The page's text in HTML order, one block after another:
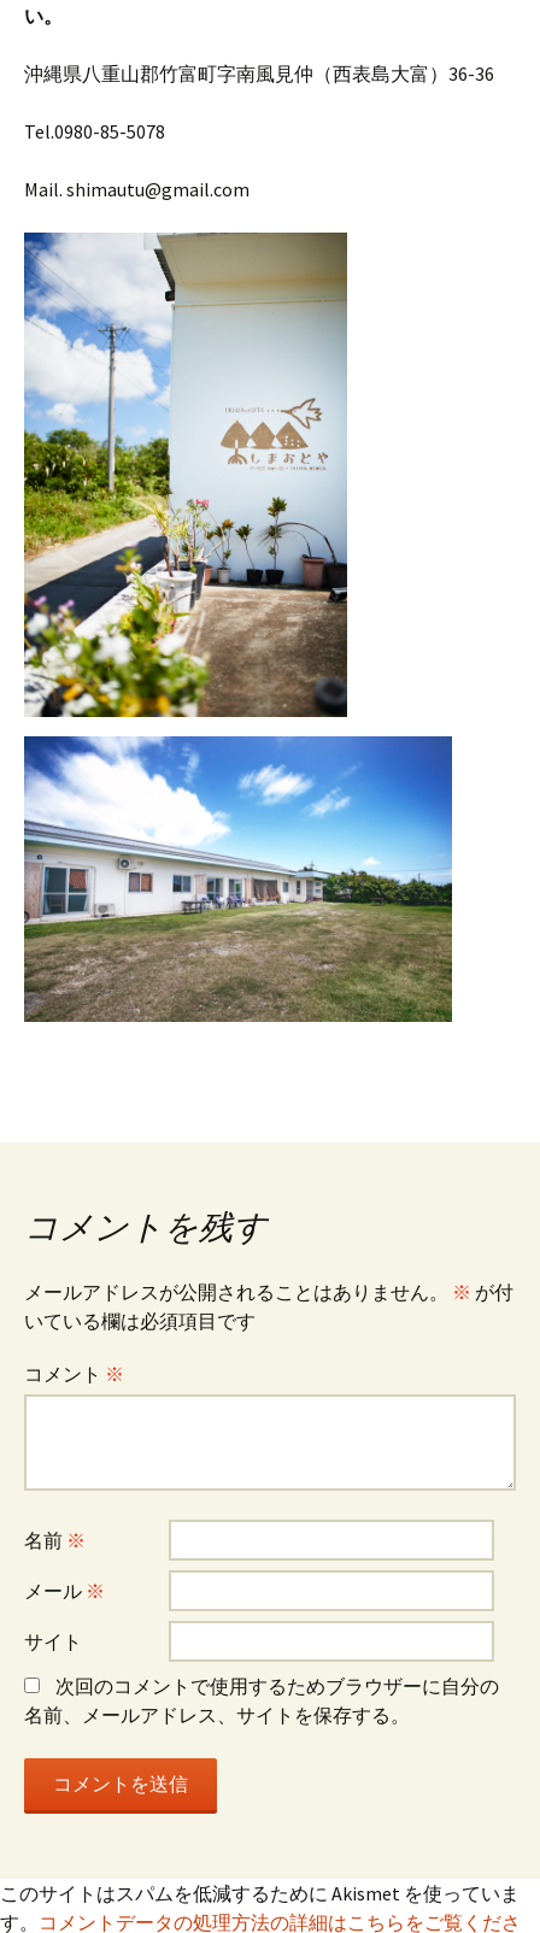
い。
沖縄県八重山郡竹富町字南風見仲（西表島大富）36-36
Tel.0980-85-5078
Mail. shimautu@gmail.com
コメントを残す
メールアドレスが公開されることはありません。 ※ が付
いている欄は必須項目です
コメント ※
名前 ※
メール ※
サイト
次回のコメントで使用するためブラウザーに自分の
名前、メールアドレス、サイトを保存する。
このサイトはスパムを低減するために Akismet を使っていま
す。 コメントデータの処理方法の詳細はこちらをご覧くださ